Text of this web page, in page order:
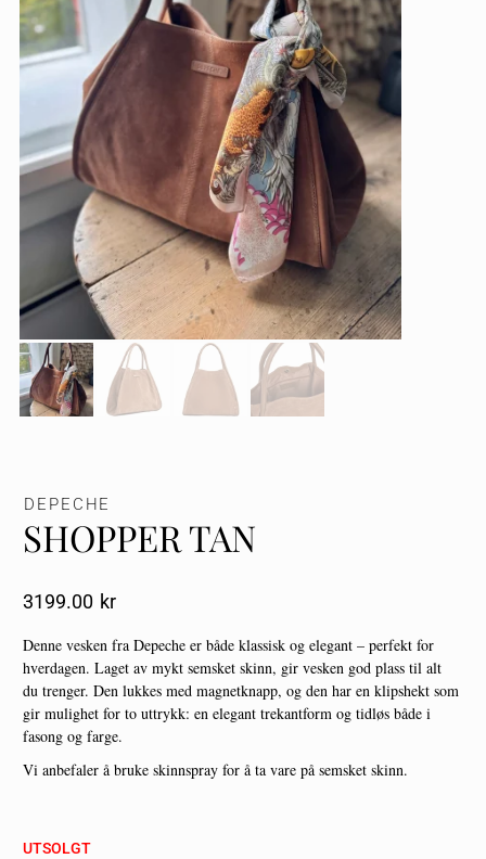
DEPECHE
SHOPPER TAN
3199.00 Kr
Denne vesken fra Depeche er både klassisk og elegant – perfekt for
hverdagen. Laget av mykt semsket skinn, gir vesken god plass til alt
du trenger. Den lukkes med magnetknapp, og den har en klipshekt som
gir mulighet for to uttrykk: en elegant trekantform og tidløs både i
fasong og farge.
Vi anbefaler å bruke skinnspray for å ta vare på semsket skinn.
UTSOLGT